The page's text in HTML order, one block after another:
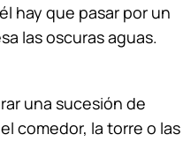
hay que pasar por un
las oscuras aguas.
una sucesión de
comedor, la torre o las